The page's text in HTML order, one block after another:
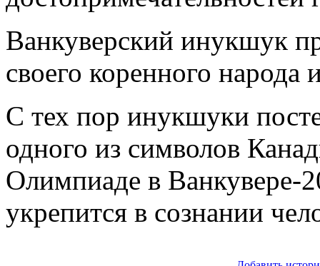
Ванкуверский инукшук
своего коренного
С тех пор инукшуки
одного из символов
Олимпиаде в Ванкувере-
укрепится в сознании